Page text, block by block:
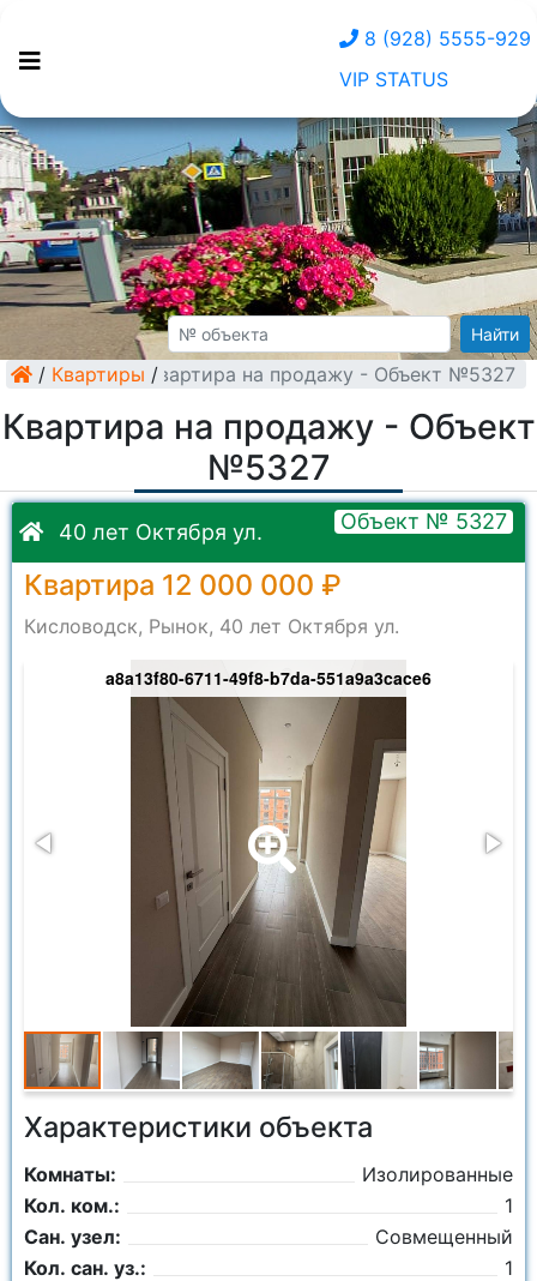
8 (928) 5555-929
VIP STATUS
Найти
/ Квартиры /
Квартира на продажу - Объект №5327
Квартира на продажу - Объект
№5327
40 лет Октября ул. Объект № 5327
Квартира 12 000 000 ₽
Кисловодск, Рынок, 40 лет Октября ул.
a8a13f80-6711-49f8-b7da-551a9a3cace6
Характеристики объекта
Комнаты:
Изолированные
Кол. ком.:
1
Сан. узел:
Совмещенный
Кол. сан. уз.:
1